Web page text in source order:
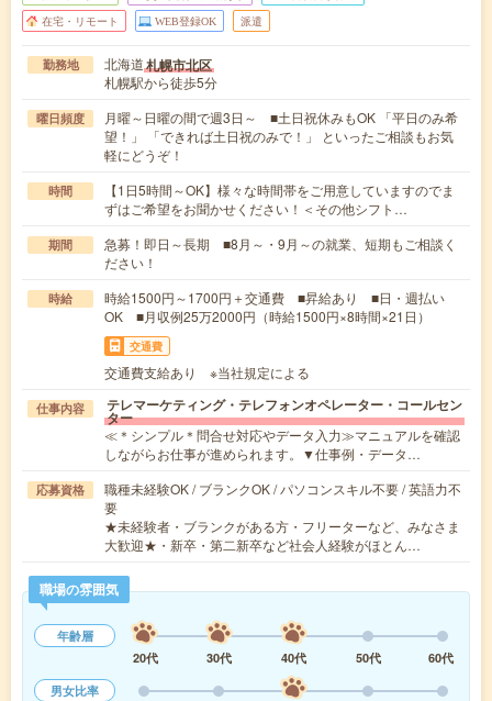
在宅・リモート WEB登録OK 派遣
勤務地 北海道札幌市北区
札幌駅から徒歩5分
曜日頻度
月曜～日曜の間で週3日～ ■土日祝休みもOK 「平日のみ希
望！」 「できれば土日祝のみで！」 といったご相談もお気
軽にどうぞ！
時間
【1日5時間～OK】様々な時間帯をご用意していますのでま
ずはご希望をお聞かせください！＜その他シフト…
期間
急募！即日～長期 ■8月～・9月～の就業、短期もご相談く
ださい！
時給
時給1500円～1700円＋交通費 ■昇給あり ■日・週払い
OK ■月収例25万2000円（時給1500円×8時間×21日）
交通費
交通費支給あり ※当社規定による
仕事内容 テレマーケティング・テレフォンオペレーター・コールセン
ター
≪＊シンプル＊問合せ対応やデータ入力≫マニュアルを確認
しながらお仕事が進められます。▼仕事例・データ…
応募資格
職種未経験OK / ブランクOK / パソコンスキル不要 / 英語力不
要
★未経験者・ブランクがある方・フリーターなど、みなさま
大歓迎★・新卒・第二新卒など社会人経験がほとん…
職場の雰囲気
年齢層
20代
30代 40代 50代
60代
男女比率